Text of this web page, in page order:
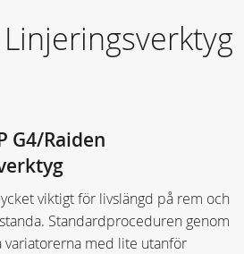
G4/Raiden
viktigt för livslängd på rem och
Standardproceduren genom
variatorerna med lite utanför